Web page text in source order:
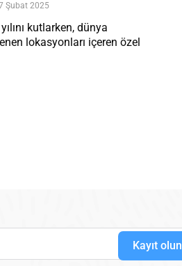
Şubat 2025
kutlarken, dünya
lokasyonları içeren özel
Kayıt olun